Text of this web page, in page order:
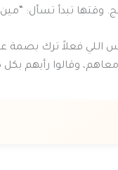
تبدأ تسأل: “مين
اللي فعلاً ترك بصمة
وقالوا رأيهم